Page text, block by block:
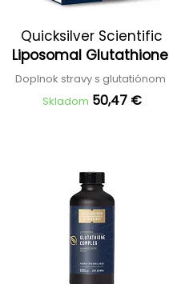
Quicksilver Scientific
Liposomal Glutathione
Doplnok stravy s glutatiónom
Skladom 50,47 €